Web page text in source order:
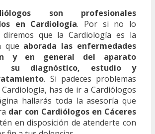
son profesionales
en Cardiología. Por si no lo
diremos que la Cardiología es la
que aborada las enfermedades
y en general del aparato
su diagnóstico, estudio y
. Si padeces problemas
has de ir a Cardiólogos
hallarás toda la asesoría que
dar con Cardiólogos en Cáceres
en disposición de atenderte con